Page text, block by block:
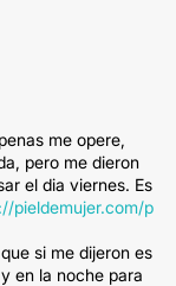
me opere,
pero me dieron
el dia viernes. Es
pieldemujer.com/p
si me dijeron es
en la noche para